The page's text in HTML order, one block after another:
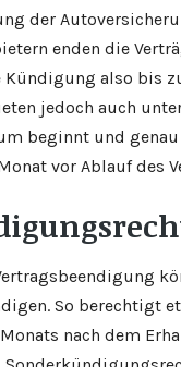
der
enden die
also bis
jedoch auch
beginnt und genau
vor Ablauf des
So berechtigt
nach dem